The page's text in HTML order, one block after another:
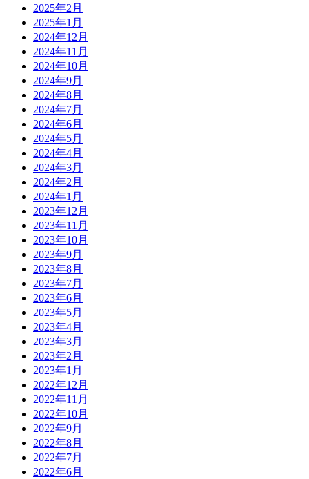
2025年2月
2025年1月
2024年12月
2024年11月
2024年10月
2024年9月
2024年8月
2024年7月
2024年6月
2024年5月
2024年4月
2024年3月
2024年2月
2024年1月
2023年12月
2023年11月
2023年10月
2023年9月
2023年8月
2023年7月
2023年6月
2023年5月
2023年4月
2023年3月
2023年2月
2023年1月
2022年12月
2022年11月
2022年10月
2022年9月
2022年8月
2022年7月
2022年6月